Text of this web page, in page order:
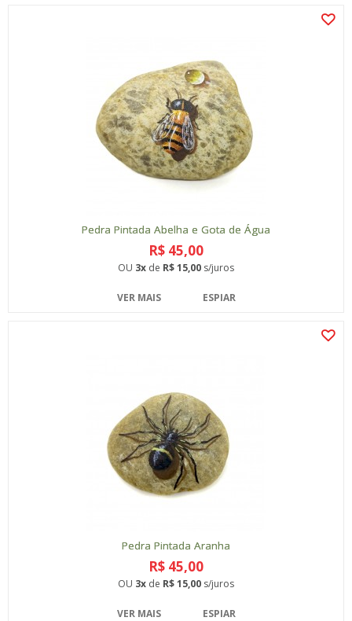
Pedra Pintada Abelha e Gota de Água
R$ 45,00
OU 3x de R$ 15,00 s/juros
VER MAIS ESPIAR
Pedra Pintada Aranha
R$ 45,00
OU 3x de R$ 15,00 s/juros
VER MAIS ESPIAR